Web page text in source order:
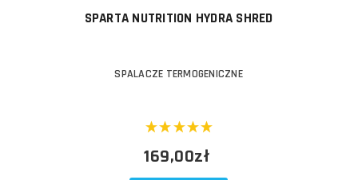
SPARTA NUTRITION HYDRA SHRED
SPALACZE TERMOGENICZNE
169,00zł